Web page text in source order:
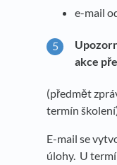
e-mail
akce
(předmět
termín
E-mail se
úlohy. U